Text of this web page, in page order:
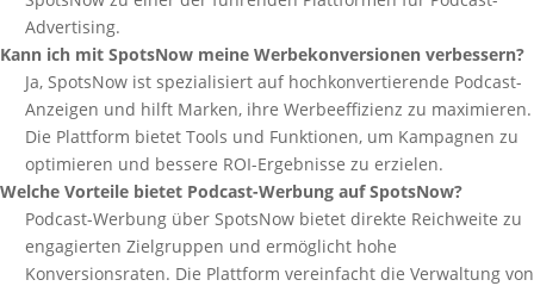
Advertising.
Kann ich mit SpotsNow meine Werbekonversionen verbessern?
Ja, SpotsNow ist spezialisiert auf hochkonvertierende Podcast-
Anzeigen und hilft Marken, ihre Werbeeffizienz zu maximieren.
Die Plattform bietet Tools und Funktionen, um Kampagnen zu
optimieren und bessere ROI-Ergebnisse zu erzielen.
Welche Vorteile bietet Podcast-Werbung auf SpotsNow?
Podcast-Werbung über SpotsNow bietet direkte Reichweite zu
engagierten Zielgruppen und ermöglicht hohe
Konversionsraten. Die Plattform vereinfacht die Verwaltung von